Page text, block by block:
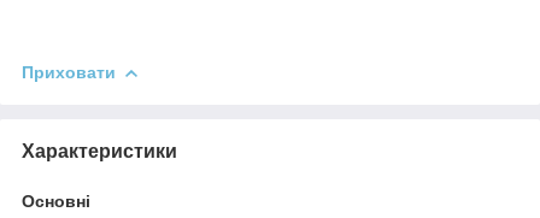
Приховати
Характеристики
Основні